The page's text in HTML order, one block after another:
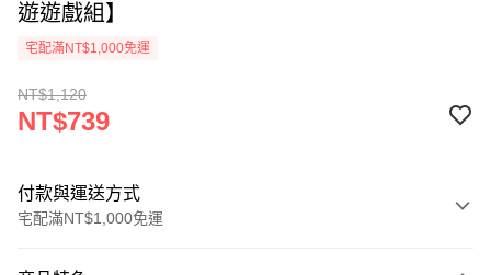
遊遊戲組】
宅配滿NT$1,000免運
NT$1,120
NT$739
付款與運送方式
宅配滿NT$1,000免運